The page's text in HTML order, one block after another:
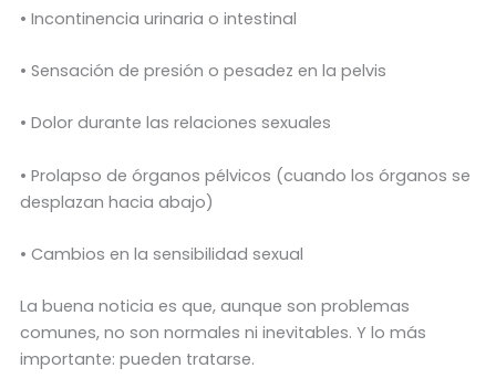
• Incontinencia urinaria o intestinal
• Sensación de presión o pesadez en la pelvis
• Dolor durante las relaciones sexuales
• Prolapso de órganos pélvicos (cuando los órganos se
desplazan hacia abajo)
• Cambios en la sensibilidad sexual
La buena noticia es que, aunque son problemas
comunes, no son normales ni inevitables. Y lo más
importante: pueden tratarse.